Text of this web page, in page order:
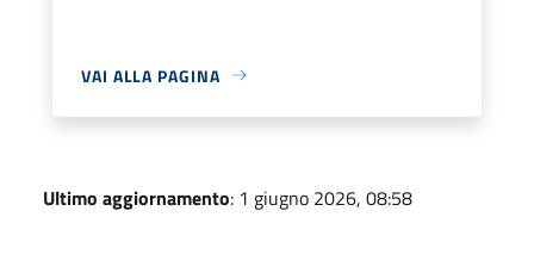
VAI ALLA PAGINA
Ultimo aggiornamento: 1 giugno 2026, 08:58